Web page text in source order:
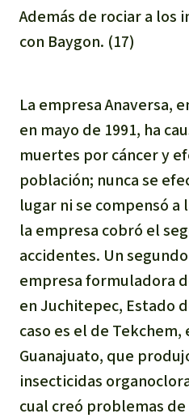
Además de rociar a los
con Baygon. (17)
La empresa Anaversa,
en mayo de 1991, ha
muertes por cáncer y
población; nunca se
lugar ni se compensó a
la empresa cobró el
accidentes. Un
empresa formuladora
en Juchitepec, Estado
caso es el de Tekchem,
Guanajuato, que
insecticidas
cual creó problemas